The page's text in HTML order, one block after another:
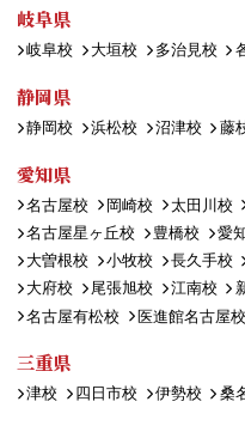
岐阜県
岐阜校 大垣校 多治見校
静岡県
静岡校 浜松校 沼津校 藤
愛知県
名古屋校 岡崎校 太田川校
名古屋星ヶ丘校
豊橋校 愛
大曽根校
小牧校 長久手校
大府校
尾張旭校 江南校
名古屋有松校
医進館名古屋校
三重県
津校 四日市校 伊勢校 桑